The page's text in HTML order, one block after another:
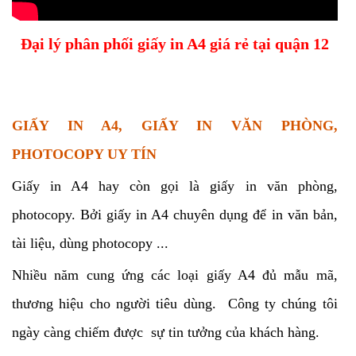
Đại lý phân phối giấy in A4 giá rẻ tại quận 12
GIẤY IN A4, GIẤY IN VĂN PHÒNG,
PHOTOCOPY UY TÍN
Giấy in A4 hay còn gọi là giấy in văn phòng,
photocopy. Bởi giấy in A4 chuyên dụng để in văn bản,
tài liệu, dùng photocopy ...
Nhiều năm cung ứng các loại giấy A4 đủ mẫu mã,
thương hiệu cho người tiêu dùng. Công ty chúng tôi
ngày càng chiếm được sự tin tưởng của khách hàng.